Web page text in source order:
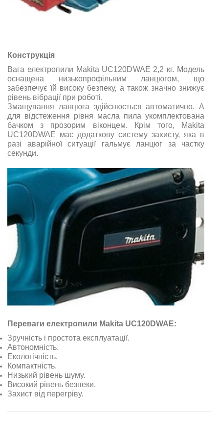
Конструкція
Вага електропили Makita UC120DWAE 2,2 кг. Модель
оснащена низькопрофільним ланцюгом, що
забезпечує їй високу безпеку, а також значно знижує
рівень вібрації при роботі.
Змащування ланцюга здійснюється автоматично. А
для відстеження рівня масла пила укомплектована
бачком з прозорим віконцем. Крім того, Makita
UC120DWAE має додаткову систему захисту, яка в
разі аварійної ситуації гальмує ланцюг за частку
секунди.
Переваги електропили Makita UC120DWAE:
Зручність і простота експлуатації.
Автономність.
Екологічність.
Компактність.
Низький рівень шуму.
Високий рівень безпеки.
Захист від перегріву.